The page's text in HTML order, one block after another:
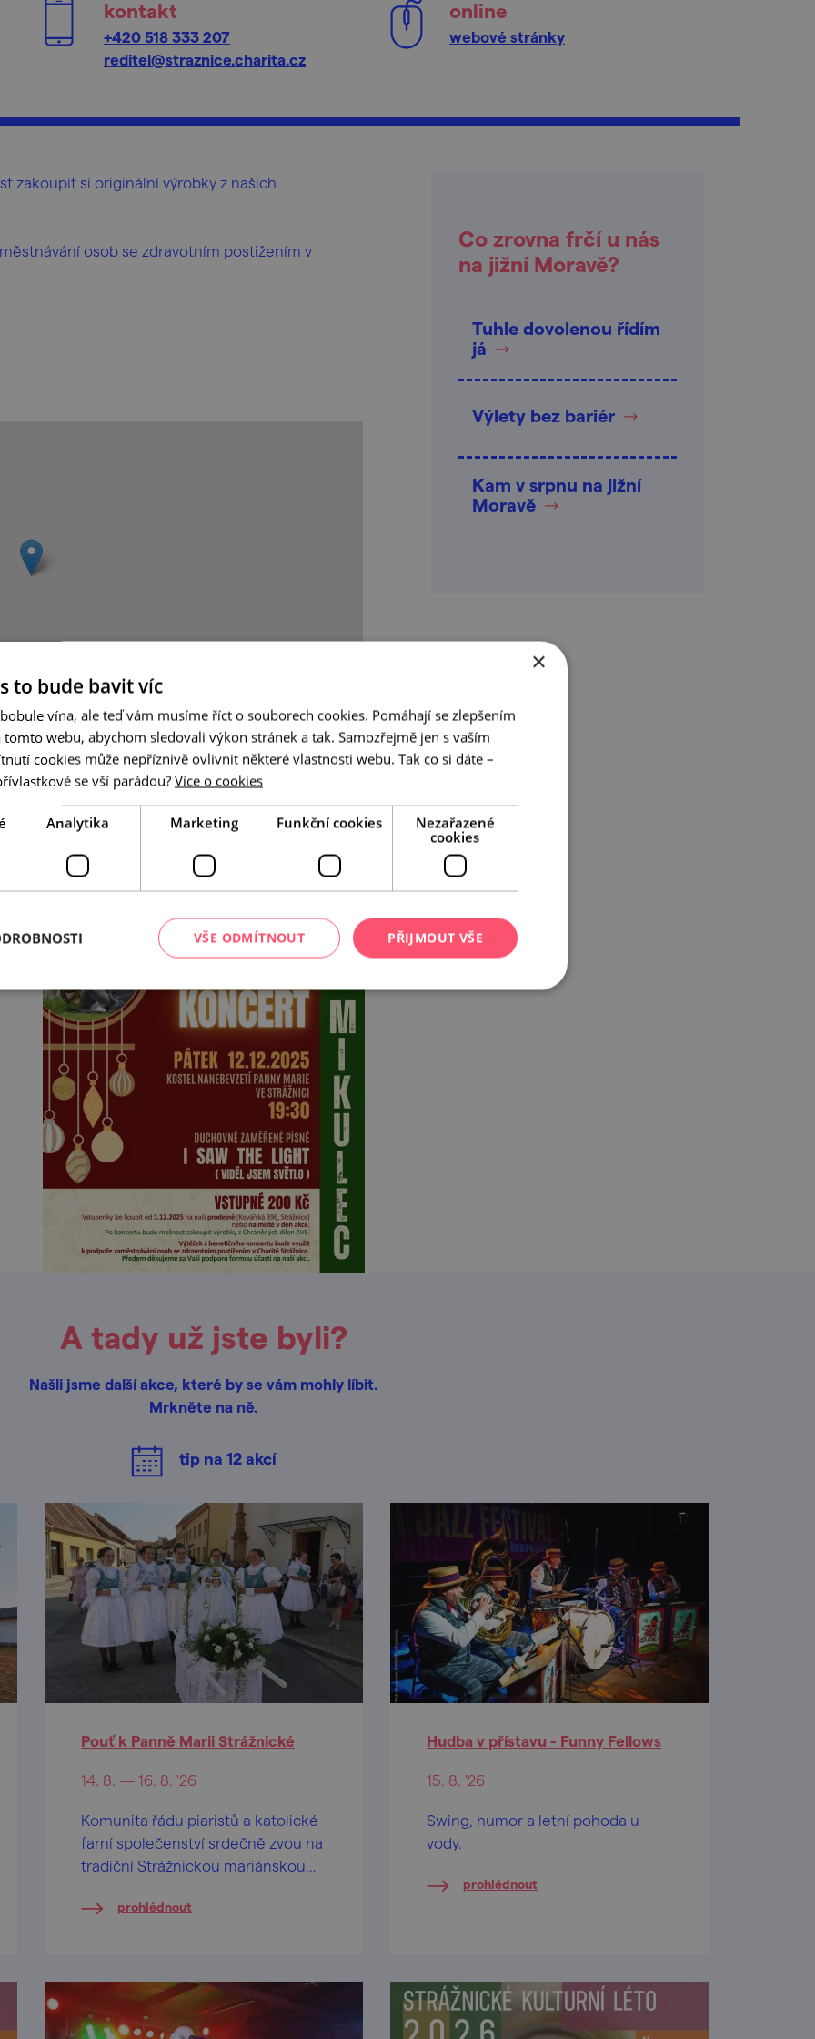
kontakt
+420 518 333 207
reditel@straznice.charita.cz
online
webové stránky
zakoupit si originální výrobky z našich
osob se zdravotním postižením v
Leaflet © Seznam.cz a.s. a další
Co zrovna frčí u nás
na jižní Moravě?
Tuhle dovolenou řídím
já
Výlety bez bariér
Kam v srpnu na jižní
Moravě
A tady už jste byli?
Našli jsme další akce, které by se vám mohly líbit.
Mrkněte na ně.
tip na 12akcí
Pouť k Panně Marii Strážnické
14. 8. — 16. 8. '26
Komunita řádu piaristů a katolické
farní společenství srdečně zvou na
tradiční Strážnickou mariánskou
prohlédnout
Hudba v přístavu - Funny Fellows
15. 8. '26
Swing, humor a letní pohoda u
vody.
prohlédnout
×
to bude bavit víc
vína, ale teď vám musíme říct o souborech cookies. Pomáhají se zlepšením
tomto webu, abychom sledovali výkon stránek a tak. Samozřejmě jen s vaším
cookies může nepříznivě ovlivnit některé vlastnosti webu. Tak co si dáte –
se vší parádou? Více o cookies
Analytika Marketing Funkční cookies
Nezařazené
cookies
PŘIJMOUT VŠE
VŠE ODMÍTNOUT